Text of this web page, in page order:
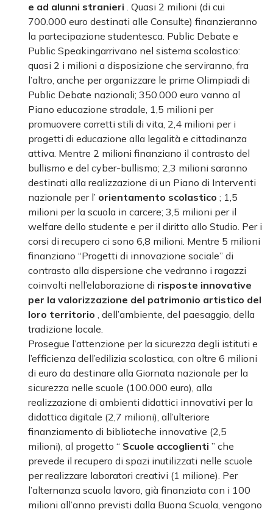
e ad alunni stranieri . Quasi 2 milioni (di cui
700.000 euro destinati alle Consulte) finanzieranno
la partecipazione studentesca. Public Debate e
Public Speakingarrivano nel sistema scolastico:
quasi 2 i milioni a disposizione che serviranno, fra
l’altro, anche per organizzare le prime Olimpiadi di
Public Debate nazionali; 350.000 euro vanno al
Piano educazione stradale, 1,5 milioni per
promuovere corretti stili di vita, 2,4 milioni per i
progetti di educazione alla legalità e cittadinanza
attiva. Mentre 2 milioni finanziano il contrasto del
bullismo e del cyber-bullismo; 2,3 milioni saranno
destinati alla realizzazione di un Piano di Interventi
nazionale per l’ orientamento scolastico ; 1,5
milioni per la scuola in carcere; 3,5 milioni per il
welfare dello studente e per il diritto allo Studio. Per i
corsi di recupero ci sono 6,8 milioni. Mentre 5 milioni
finanziano “Progetti di innovazione sociale” di
contrasto alla dispersione che vedranno i ragazzi
coinvolti nell’elaborazione di risposte innovative
per la valorizzazione del patrimonio artistico del
loro territorio , dell’ambiente, del paesaggio, della
tradizione locale.
Prosegue l’attenzione per la sicurezza degli istituti e
l’efficienza dell’edilizia scolastica, con oltre 6 milioni
di euro da destinare alla Giornata nazionale per la
sicurezza nelle scuole (100.000 euro), alla
realizzazione di ambienti didattici innovativi per la
didattica digitale (2,7 milioni), all’ulteriore
finanziamento di biblioteche innovative (2,5
milioni), al progetto “ Scuole accoglienti ” che
prevede il recupero di spazi inutilizzati nelle scuole
per realizzare laboratori creativi (1 milione). Per
l’alternanza scuola lavoro, già finanziata con i 100
milioni all’anno previsti dalla Buona Scuola, vengono